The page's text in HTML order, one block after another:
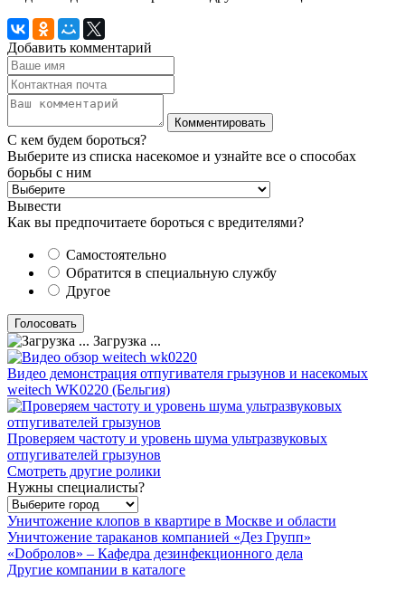
Добавить комментарий
С кем будем бороться?
Выберите из списка насекомое и узнайте все о способах
борьбы с ним
Вывести
Как вы предпочитаете бороться с вредителями?
Самостоятельно
Обратится в специальную службу
Другое
Загрузка ...
Видео демонстрация отпугивателя грызунов и насекомых
weitech WK0220 (Бельгия)
Проверяем частоту и уровень шума ультразвуковых
отпугивателей грызунов
Смотреть другие ролики
Нужны специалисты?
Уничтожение клопов в квартире в Москве и области
Уничтожение тараканов компанией «Дез Групп»
«Dобролов» – Кафедра дезинфекционного дела
Другие компании в каталоге